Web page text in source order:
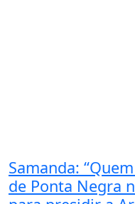
Samanda:
de Ponta Negra